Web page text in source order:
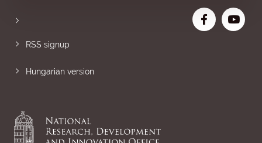
RSS signup
Hungarian version